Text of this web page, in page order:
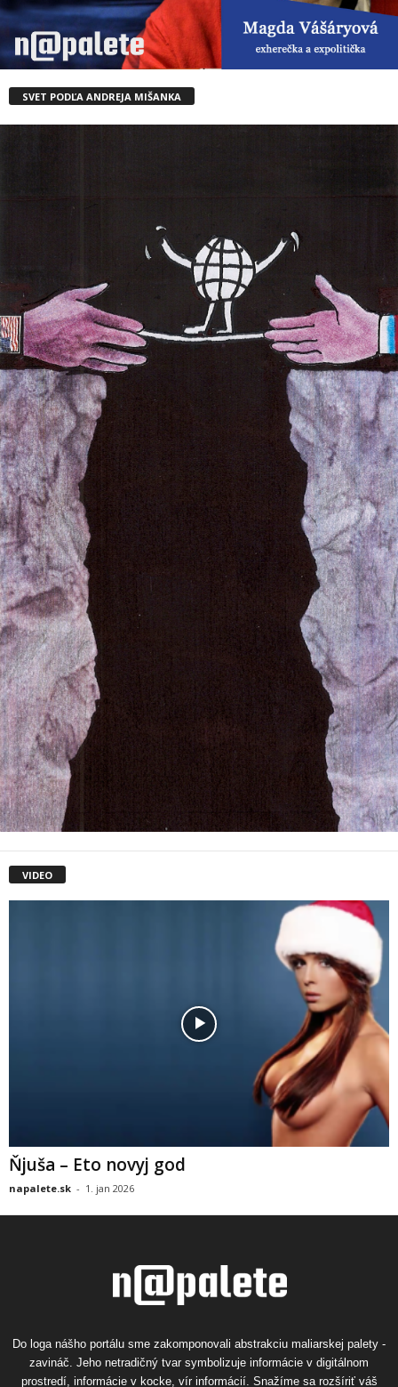
SVET PODĽA ANDREJA MIŠANKA
VIDEO
Ňjuša – Eto novyj god
napalete.sk - 1. jan 2026
Do loga nášho portálu sme zakomponovali abstrakciu maliarskej palety -
zavináč. Jeho netradičný tvar symbolizuje informácie v digitálnom
prostredí, informácie v kocke, vír informácií. Snažíme sa rozšíriť váš